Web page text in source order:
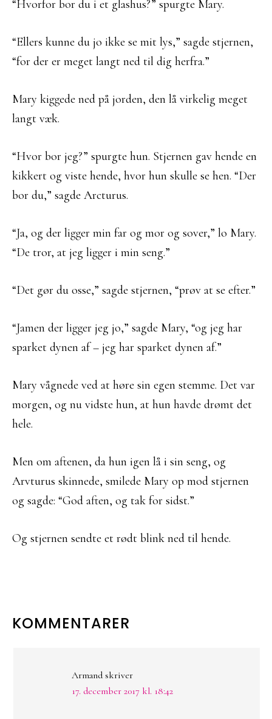
“Hvorfor bor du i et glashus?” spurgte Mary.
“Ellers kunne du jo ikke se mit lys,” sagde stjernen,
“for der er meget langt ned til dig herfra.”
Mary kiggede ned på jorden, den lå virkelig meget
langt væk.
“Hvor bor jeg?” spurgte hun. Stjernen gav hende en
kikkert og viste hende, hvor hun skulle se hen. “Der
bor du,” sagde Arcturus.
“Ja, og der ligger min far og mor og sover,” lo Mary.
“De tror, at jeg ligger i min seng.”
“Det gør du osse,” sagde stjernen, “prøv at se efter.”
“Jamen der ligger jeg jo,” sagde Mary, “og jeg har
sparket dynen af – jeg har sparket dynen af.”
Mary vågnede ved at høre sin egen stemme. Det var
morgen, og nu vidste hun, at hun havde drømt det
hele.
Men om aftenen, da hun igen lå i sin seng, og
Arvturus skinnede, smilede Mary op mod stjernen
og sagde: “God aften, og tak for sidst.”
Og stjernen sendte et rødt blink ned til hende.
LÆSERINTERAKTIONER
KOMMENTARER
Armand skriver
17. december 2017 kl. 18:42